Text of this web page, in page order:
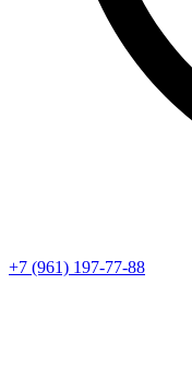
+7 (961) 197-77-88